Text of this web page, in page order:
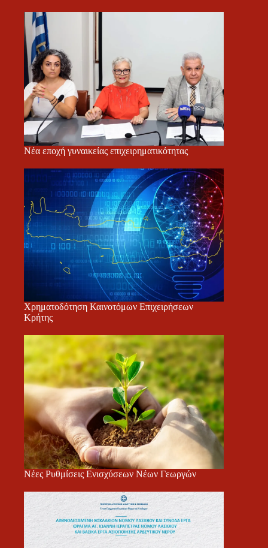
Νέα εποχή γυναικείας επιχειρηματικότητας
Χρηματοδότηση Καινοτόμων Επιχειρήσεων
Κρήτης
Νέες Ρυθμίσεις Ενισχύσεων Νέων Γεωργών